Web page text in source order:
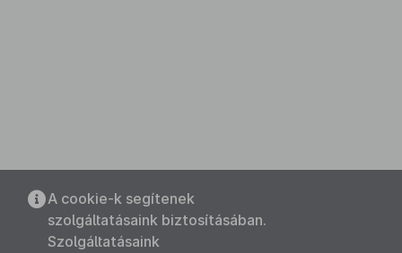
A cookie-k segítenek
szolgáltatásaink biztosításában.
Szolgáltatásaink